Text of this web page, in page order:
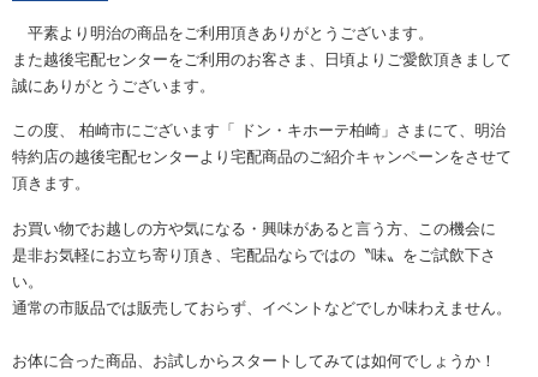
平素より明治の商品をご利用頂きありがとうございます。
また越後宅配センターをご利用のお客さま、日頃よりご愛飲頂きまして
誠にありがとうございます。
この度、 柏崎市にございます「 ドン・キホーテ柏崎」さまにて、明治
特約店の越後宅配センターより宅配商品のご紹介キャンペーンをさせて
頂きます。
お買い物でお越しの方や気になる・興味があると言う方、この機会に
是非お気軽にお立ち寄り頂き、宅配品ならではの〝味〟をご試飲下さ
い。
通常の市販品では販売しておらず、イベントなどでしか味わえません。
お体に合った商品、お試しからスタートしてみては如何でしょうか！